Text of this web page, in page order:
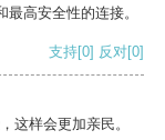
高安全性的连接。
支持[0] 反对[0]
这样会更加亲民。